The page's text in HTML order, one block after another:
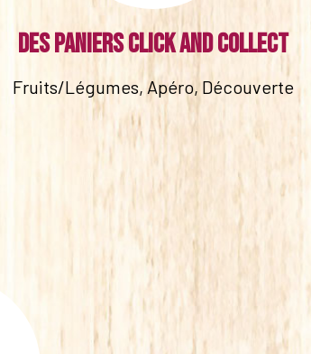
Des paniers click and collect
Fruits/Légumes, Apéro, Découverte